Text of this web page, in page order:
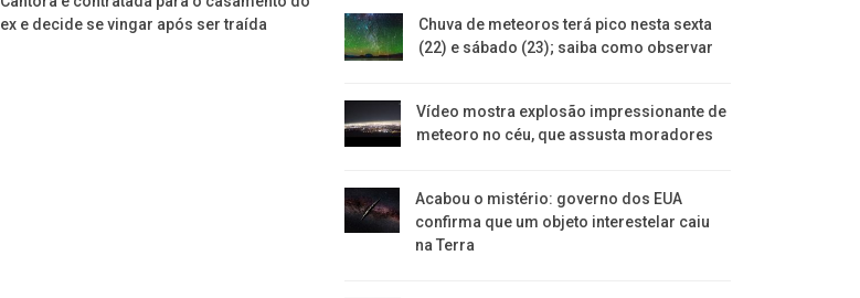
ex e decide se vingar após ser traída
Chuva de meteoros terá pico nesta sexta
(22) e sábado (23); saiba como observar
Vídeo mostra explosão impressionante de
meteoro no céu, que assusta moradores
Acabou o mistério: governo dos EUA
confirma que um objeto interestelar caiu
na Terra